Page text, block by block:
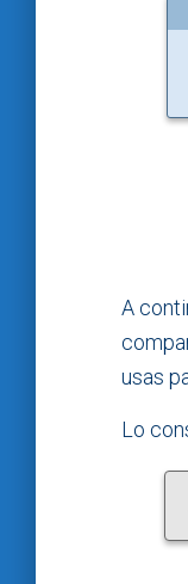
A
usas
Lo